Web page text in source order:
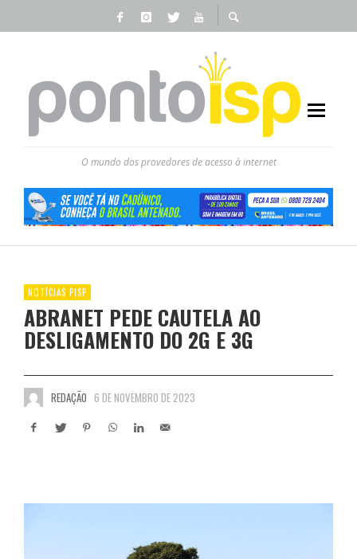
O mundo dos provedores de acesso à internet
NOTÍCIAS PISP
ABRANET PEDE CAUTELA AO
DESLIGAMENTO DO 2G E 3G
REDAÇÃO 6 DE NOVEMBRO DE 2023